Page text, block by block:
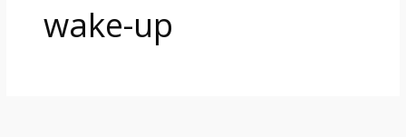
wake-up